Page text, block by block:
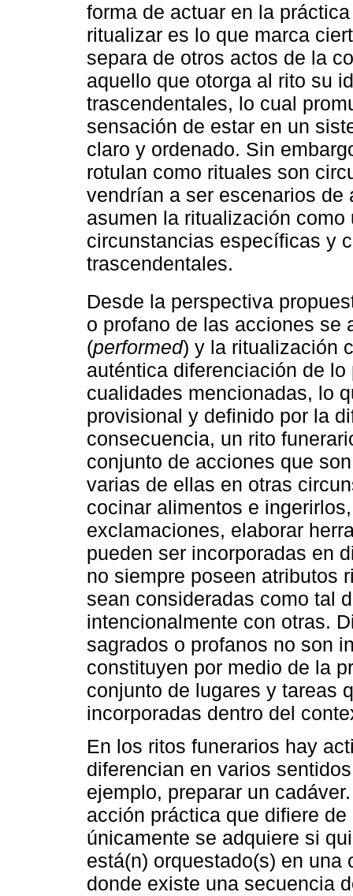
forma de actuar en la
ritualizar es lo que marca
separa de otros actos de la
aquello que otorga al rito su
trascendentales, lo cual
sensación de estar en un
claro y ordenado. Sin
rotulan como rituales son
vendrían a ser escenarios
asumen la ritualización
circunstancias específicas y
trascendentales.
Desde la perspectiva
o profano de las acciones se
(performed) y la ritualización
auténtica diferenciación de
cualidades mencionadas, lo
provisional y definido por la
consecuencia, un rito
conjunto de acciones que
varias de ellas en otras
cocinar alimentos e
exclamaciones, elaborar
pueden ser incorporadas en
no siempre poseen atributos
sean consideradas como tal
intencionalmente con otras.
sagrados o profanos no son
constituyen por medio de la
conjunto de lugares y tareas
incorporadas dentro del
En los ritos funerarios hay
diferencian en varios
ejemplo, preparar un
acción práctica que difiere
únicamente se adquiere si
está(n) orquestado(s) en
donde existe una secuencia